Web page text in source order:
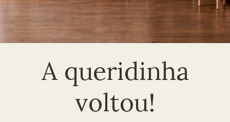
A queridinha
voltou!